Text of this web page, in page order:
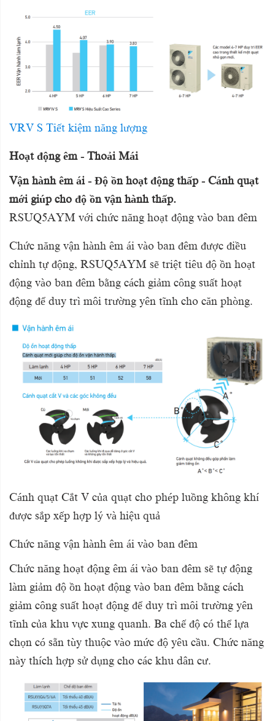
VRV S Tiết kiệm năng lượng
Hoạt động êm - Thoải Mái
Vận hành êm ái - Độ ồn hoạt động thấp - Cánh quạt
mới giúp cho độ ồn vận hành thấp.
RSUQ5AYM với chức năng hoạt động vào ban đêm
Chức năng vận hành êm ái vào ban đêm được điều
chỉnh tự động, RSUQ5AYM sẽ triệt tiêu độ ồn hoạt
động vào ban đêm bằng cách giảm công suất hoạt
động để duy trì môi trường yên tĩnh cho căn phòng.
Cánh quạt Cắt V của quạt cho phép luồng không khí
được sắp xếp hợp lý và hiệu quả
Chức năng vận hành êm ái vào ban đêm
Chức năng hoạt động êm ái vào ban đêm sẽ tự động
làm giảm độ ồn hoạt động vào ban đêm bằng cách
giảm công suất hoạt động để duy trì môi trường yên
tĩnh của khu vực xung quanh. Ba chế độ có thể lựa
chọn có sẵn tùy thuộc vào mức độ yêu cầu. Chức năng
này thích hợp sử dụng cho các khu dân cư.